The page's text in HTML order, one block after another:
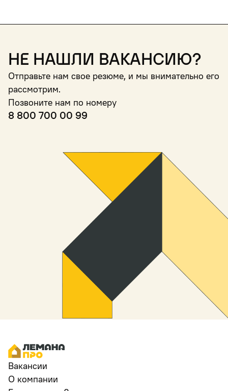
Не нашли вакансию?
Отправьте нам свое резюме, и мы внимательно его
рассмотрим.
Позвоните нам по номеру
8 800 700 00 99
Вакансии
О компании